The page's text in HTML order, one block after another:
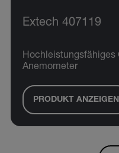
Extech 407119
Hochleistungsfähiges
Anemometer
PRODUKT ANZEIGEN